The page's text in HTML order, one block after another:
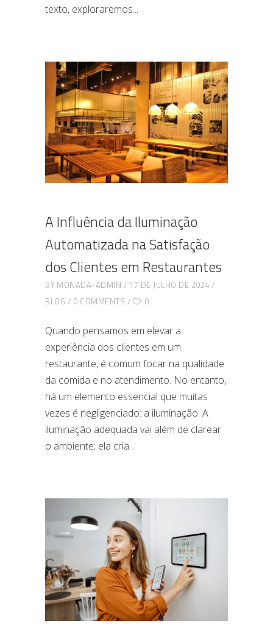
texto, exploraremos
A Influência da Iluminação
Automatizada na Satisfação
dos Clientes em Restaurantes
BY MONADA-ADMIN
17 DE JULHO DE 2024
BLOG
0 COMMENTS 0
Quando pensamos em elevar a
experiência dos clientes em um
restaurante, é comum focar na qualidade
da comida e no atendimento. No entanto,
há um elemento essencial que muitas
vezes é negligenciado: a iluminação. A
iluminação adequada vai além de clarear
o ambiente; ela cria